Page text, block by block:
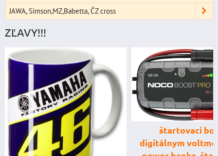
JAWA, Simson,MZ,Babetta, ČZ cross
ZĽAVY!!!
štartovací
digitálnym